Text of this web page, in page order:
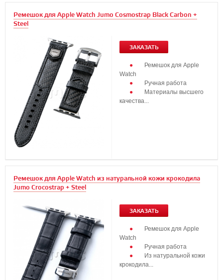
Ремешок для Apple Watch Jumo Cosmostrap Black Carbon +
Steel
ЗАКАЗАТЬ
Ремешок для Apple
Watch
Ручная работа
Материалы высшего
качества...
Ремешок для Apple Watch из натуральной кожи крокодила
Jumo Crocostrap + Steel
ЗАКАЗАТЬ
Ремешок для Apple
Watch
Ручная работа
Из натуральной кожи
крокодила...